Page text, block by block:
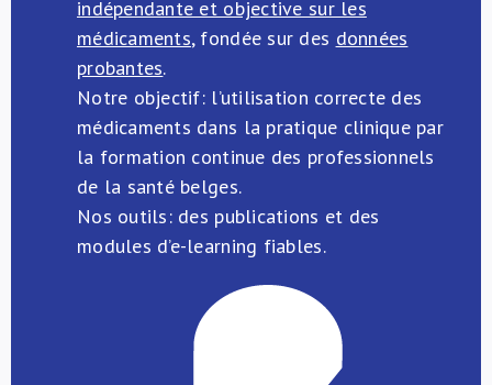
indépendante et objective sur les
médicaments, fondée sur des données
probantes.
Notre objectif: l’utilisation correcte des
médicaments dans la pratique clinique par
la formation continue des professionnels
de la santé belges.
Nos outils: des publications et des
modules d’e-learning fiables.